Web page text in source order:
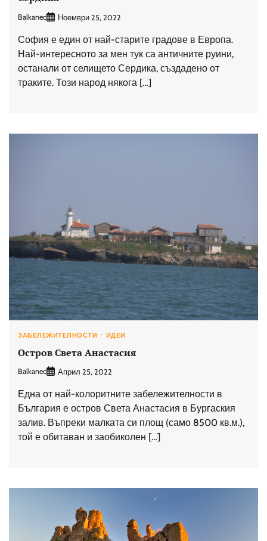
Balkanec Ноември 25, 2022
София е един от най-старите градове в Европа.
Най-интересното за мен тук са античните руини,
останали от селището Сердика, създадено от
траките. Този народ някога […]
ЗАБЕЛЕЖИТЕЛНОСТИ ИДЕИ
Остров Света Анастасия
Balkanec Април 25, 2022
Една от най-колоритните забележителности в
България е остров Света Анастасия в Бургаския
залив. Въпреки малката си площ (само 8500 кв.м.),
той е обитаван и заобиколен […]